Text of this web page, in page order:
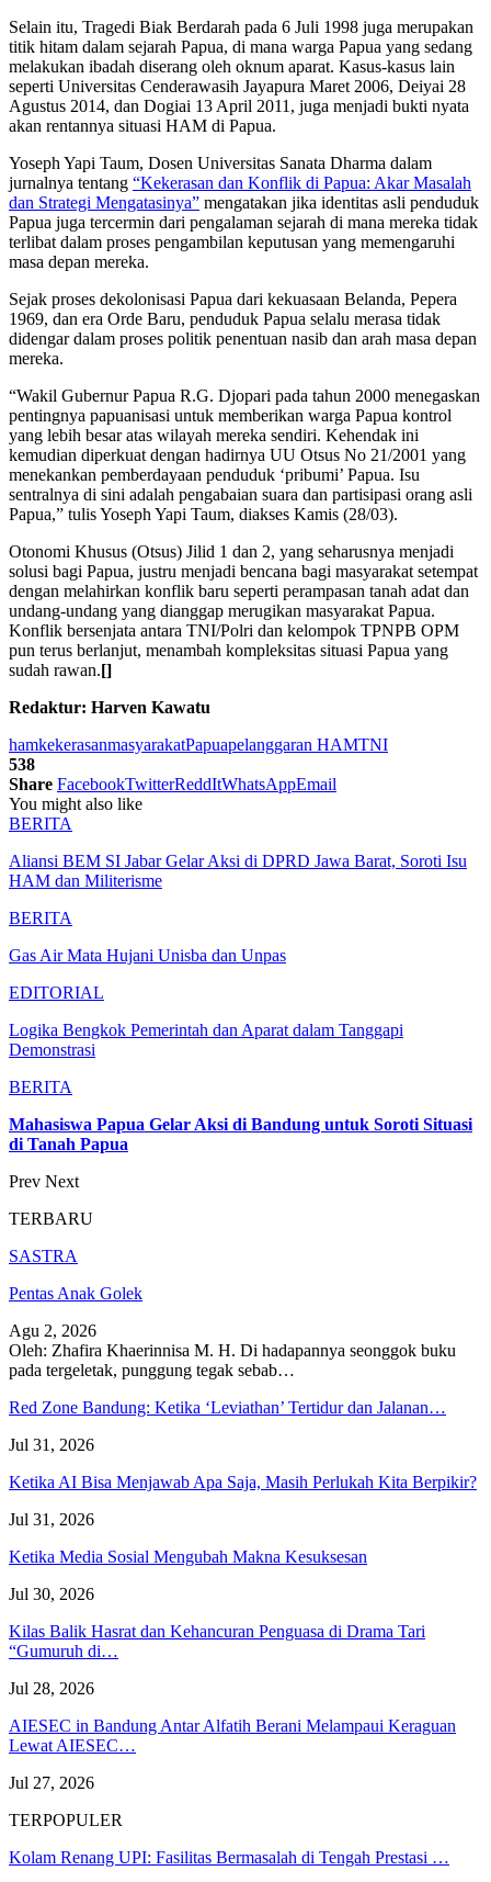
Selain itu, Tragedi Biak Berdarah pada 6 Juli 1998 juga merupakan
titik hitam dalam sejarah Papua, di mana warga Papua yang sedang
melakukan ibadah diserang oleh oknum aparat. Kasus-kasus lain
seperti Universitas Cenderawasih Jayapura Maret 2006, Deiyai 28
Agustus 2014, dan Dogiai 13 April 2011, juga menjadi bukti nyata
akan rentannya situasi HAM di Papua.
Yoseph Yapi Taum, Dosen Universitas Sanata Dharma dalam
jurnalnya tentang “Kekerasan dan Konflik di Papua: Akar Masalah
dan Strategi Mengatasinya” mengatakan jika identitas asli penduduk
Papua juga tercermin dari pengalaman sejarah di mana mereka tidak
terlibat dalam proses pengambilan keputusan yang memengaruhi
masa depan mereka.
Sejak proses dekolonisasi Papua dari kekuasaan Belanda, Pepera
1969, dan era Orde Baru, penduduk Papua selalu merasa tidak
didengar dalam proses politik penentuan nasib dan arah masa depan
mereka.
“Wakil Gubernur Papua R.G. Djopari pada tahun 2000 menegaskan
pentingnya papuanisasi untuk memberikan warga Papua kontrol
yang lebih besar atas wilayah mereka sendiri. Kehendak ini
kemudian diperkuat dengan hadirnya UU Otsus No 21/2001 yang
menekankan pemberdayaan penduduk ‘pribumi’ Papua. Isu
sentralnya di sini adalah pengabaian suara dan partisipasi orang asli
Papua,” tulis Yoseph Yapi Taum, diakses Kamis (28/03).
Otonomi Khusus (Otsus) Jilid 1 dan 2, yang seharusnya menjadi
solusi bagi Papua, justru menjadi bencana bagi masyarakat setempat
dengan melahirkan konflik baru seperti perampasan tanah adat dan
undang-undang yang dianggap merugikan masyarakat Papua.
Konflik bersenjata antara TNI/Polri dan kelompok TPNPB OPM
pun terus berlanjut, menambah kompleksitas situasi Papua yang
sudah rawan.[]
Redaktur: Harven Kawatu
hamkekerasanmasyarakatPapuapelanggaran HAMTNI
538
Share FacebookTwitterReddItWhatsAppEmail
You might also like
BERITA
Aliansi BEM SI Jabar Gelar Aksi di DPRD Jawa Barat, Soroti Isu
HAM dan Militerisme
BERITA
Gas Air Mata Hujani Unisba dan Unpas
EDITORIAL
Logika Bengkok Pemerintah dan Aparat dalam Tanggapi
Demonstrasi
BERITA
Mahasiswa Papua Gelar Aksi di Bandung untuk Soroti Situasi
di Tanah Papua
Prev Next
TERBARU
SASTRA
Pentas Anak Golek
Agu 2, 2026
Oleh: Zhafira Khaerinnisa M. H. Di hadapannya seonggok buku
pada tergeletak, punggung tegak sebab…
Red Zone Bandung: Ketika ‘Leviathan’ Tertidur dan Jalanan…
Jul 31, 2026
Ketika AI Bisa Menjawab Apa Saja, Masih Perlukah Kita Berpikir?
Jul 31, 2026
Ketika Media Sosial Mengubah Makna Kesuksesan
Jul 30, 2026
Kilas Balik Hasrat dan Kehancuran Penguasa di Drama Tari
“Gumuruh di…
Jul 28, 2026
AIESEC in Bandung Antar Alfatih Berani Melampaui Keraguan
Lewat AIESEC…
Jul 27, 2026
TERPOPULER
Kolam Renang UPI: Fasilitas Bermasalah di Tengah Prestasi …